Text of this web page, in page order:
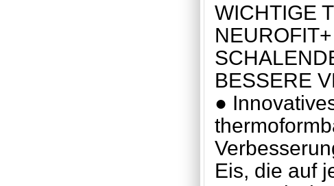
WICHTIGE
BESSERE
●
Eis, die auf